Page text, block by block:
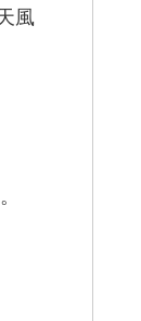
風